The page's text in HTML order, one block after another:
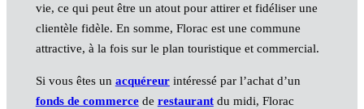
vie, ce qui peut être un atout pour attirer et fidéliser une
clientèle fidèle. En somme, Florac est une commune
attractive, à la fois sur le plan touristique et commercial.
Si vous êtes un acquéreurintéressé par l’achat d’un
fonds de commercede restaurantdu midi, Florac